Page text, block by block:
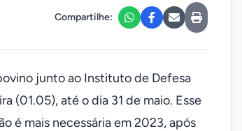
Compartilhe:
junto ao Instituto de Defesa
(01.05), até o dia 31 de maio. Esse
é mais necessária em 2023, após